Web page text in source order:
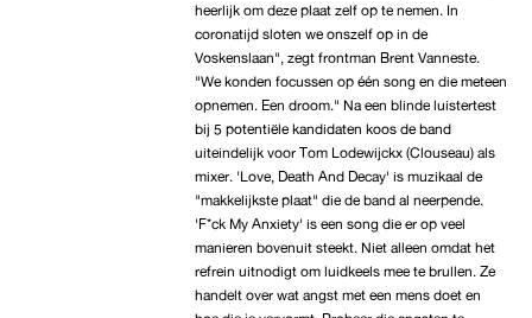
heerlijk om deze plaat zelf op te nemen. In
coronatijd sloten we onszelf op in de
Voskenslaan", zegt frontman Brent Vanneste.
"We konden focussen op één song en die meteen
opnemen. Een droom." Na een blinde luistertest
bij 5 potentiële kandidaten koos de band
uiteindelijk voor Tom Lodewijckx (Clouseau) als
mixer. 'Love, Death And Decay' is muzikaal de
"makkelijkste plaat" die de band al neerpende.
'F*ck My Anxiety' is een song die er op veel
manieren bovenuit steekt. Niet alleen omdat het
refrein uitnodigt om luidkeels mee te brullen. Ze
handelt over wat angst met een mens doet en